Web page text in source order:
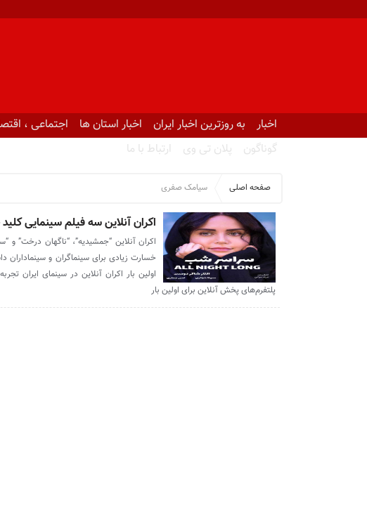
اخبار به روزترین اخبار ایران اخبار استان ها اجتماعی ،
گوناگون
پلان تی وی ارتباط با ما
صفحه اصلی سیامک صفری
اکران آنلاین سه فیلم سینمایی
اکران آنلاین “جمشیدیه”، “ناگهان درخت”
خسارت زیادی برای سینماگران و سینماداران
پلتفرم‌های پخش آنلاین برای اولین بار